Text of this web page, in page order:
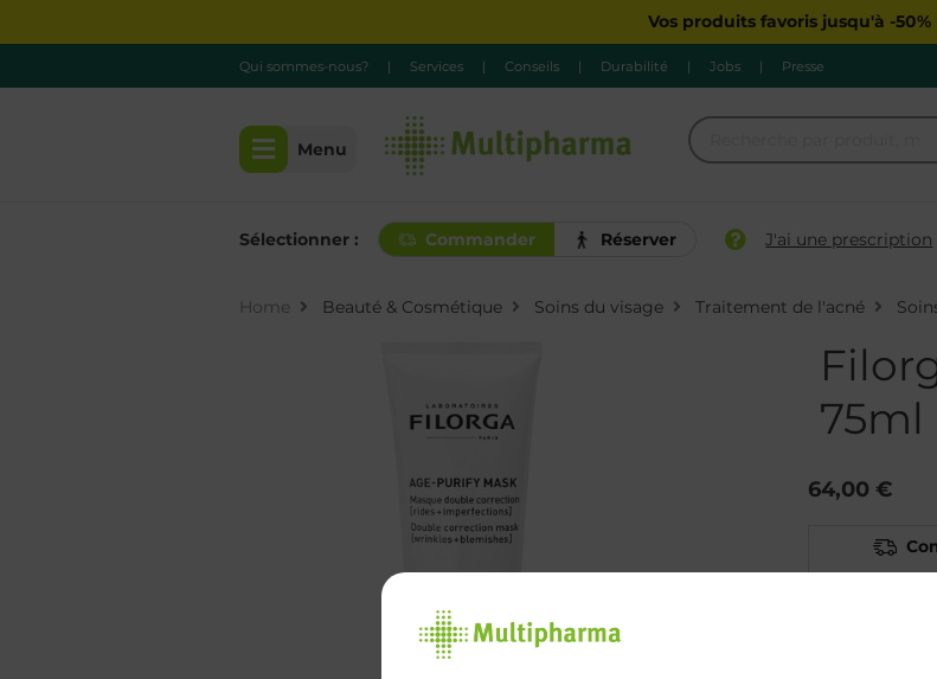
Vos produits favoris jusqu'à -50%
Qui sommes-nous? | Services | Conseils | Durabilité | Jobs | Presse
Menu
Sélectionner : Commander Réserver J'ai une prescription
Home Beauté & Cosmétique Soins du visage Traitement de l'acné
75ml
64,00 €